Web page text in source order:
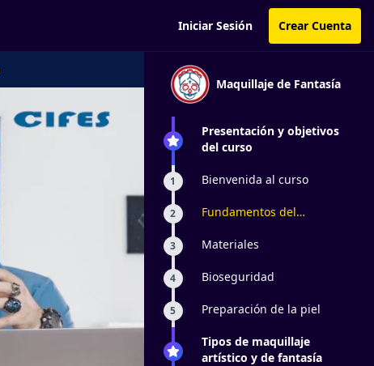
Iniciar Sesión Crear Cuenta
Maquillaje de Fantasía
Presentación y objetivos
del curso
1 Bienvenida al curso
2
Fundamentos del
3 Materiales
4 Bioseguridad
5 Preparación de la piel
Tipos de maquillaje
artístico y de fantasía